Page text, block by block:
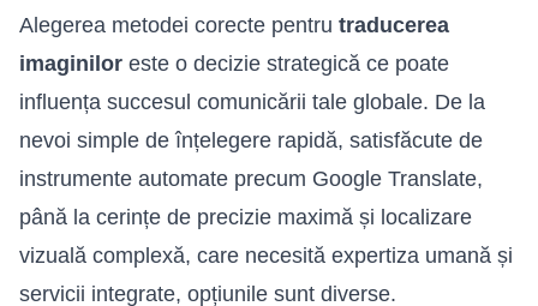
Alegerea metodei corecte pentru traducerea
imaginilor este o decizie strategică ce poate
influența succesul comunicării tale globale. De la
nevoi simple de înțelegere rapidă, satisfăcute de
instrumente automate precum Google Translate,
până la cerințe de precizie maximă și localizare
vizuală complexă, care necesită expertiza umană și
servicii integrate, opțiunile sunt diverse.